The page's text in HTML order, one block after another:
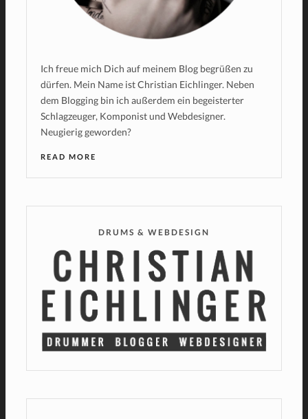
Ich freue mich Dich auf meinem Blog begrüßen zu
dürfen. Mein Name ist Christian Eichlinger. Neben
dem Blogging bin ich außerdem ein begeisterter
Schlagzeuger, Komponist und Webdesigner.
Neugierig geworden?
READ MORE
DRUMS & WEBDESIGN